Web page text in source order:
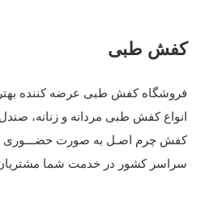
کفش طبی
فروشگاه کفش طبی عرضه کننده
انواع کفش‌ طبی مردانه و زنانه،
کفش چرم اصـل به صورت حضـــوری در
سراسر کشور در خدمت شما